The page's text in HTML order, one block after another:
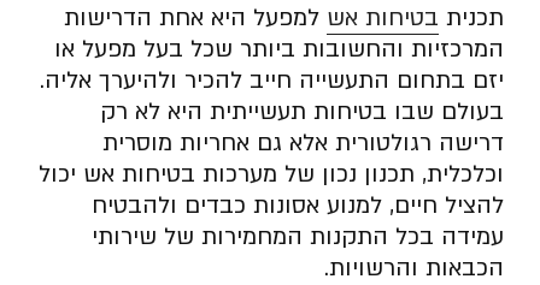
תכנית בטיחות אש למפעל היא אחת הדרישות
המרכזיות והחשובות ביותר שכל בעל מפעל או
יזם בתחום התעשייה חייב להכיר ולהיערך אליה.
בעולם שבו בטיחות תעשייתית היא לא רק
דרישה רגולטורית אלא גם אחריות מוסרית
וכלכלית, תכנון נכון של מערכות בטיחות אש יכול
להציל חיים, למנוע אסונות כבדים ולהבטיח
עמידה בכל התקנות המחמירות של שירותי
הכבאות והרשויות.